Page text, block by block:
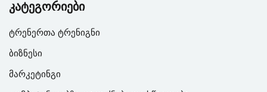
კატეგორიები
ტრენერთა ტრენიგნი
ბიზნესი
მარკეტინგი